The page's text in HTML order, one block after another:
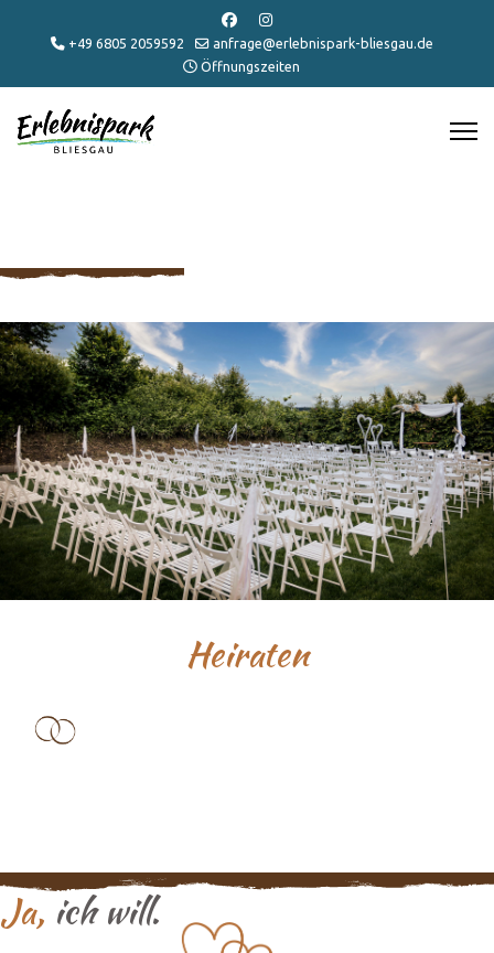
+49 6805 2059592
anfrage@erlebnispark-bliesgau.de
Öffnungszeiten
Heiraten
Ja, ich will.